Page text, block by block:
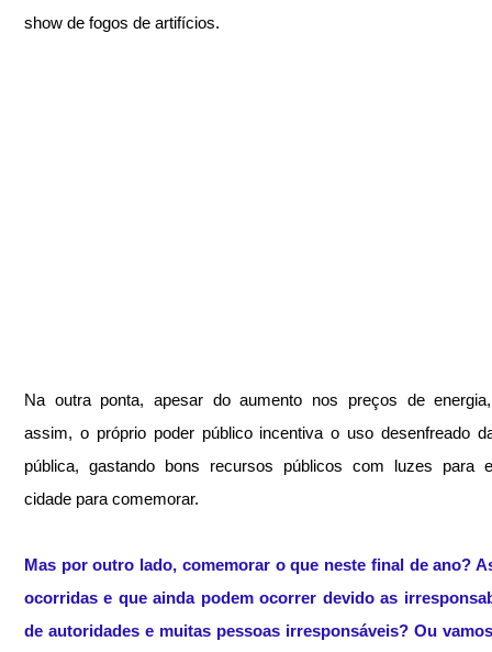
show de fogos de artifícios.
Na outra ponta, apesar do aumento nos preços de
assim, o próprio poder público incentiva o uso desenfreado
pública, gastando bons recursos públicos com luzes para
cidade para comemorar.
Mas por outro lado, comemorar o que neste final de ano?
ocorridas e que ainda podem ocorrer devido as
de autoridades e muitas pessoas irresponsáveis? Ou